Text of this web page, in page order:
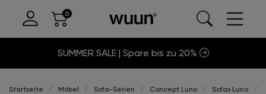
SUMMER SALE | Spare bis zu 20%
Startseite Möbel Sofa-Serien Concept Luno Sofas Luno